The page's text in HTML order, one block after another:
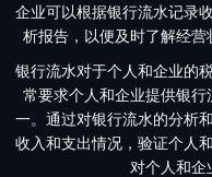
企业可以根据银行流水记录
析报告，以便及时了解经营
银行流水对于个人和企业的
常要求个人和企业提供银
一。通过对银行流水的分析
收入和支出情况，验证个人
对个人和企